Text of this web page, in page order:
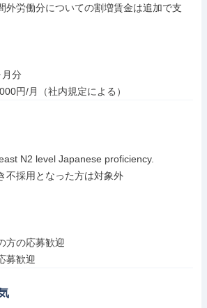
外労働分についての割増賃金は追加で支
月分
円/月（社内規定による）
N2 level Japanese proficiency.
不採用となった方は対象外
方の応募歓迎
募歓迎